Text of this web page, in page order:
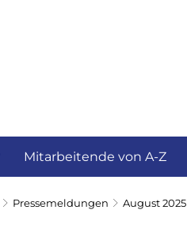
Mitarbeitende von A-Z
Pressemeldungen August 2025